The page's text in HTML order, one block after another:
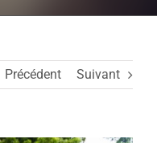
Précédent Suivant